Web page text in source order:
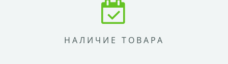
НАЛИЧИЕ ТОВАРА